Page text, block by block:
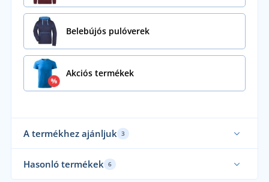
Belebújós pulóverek
Akciós termékek
A termékhez ajánljuk 3
Hasonló termékek 6